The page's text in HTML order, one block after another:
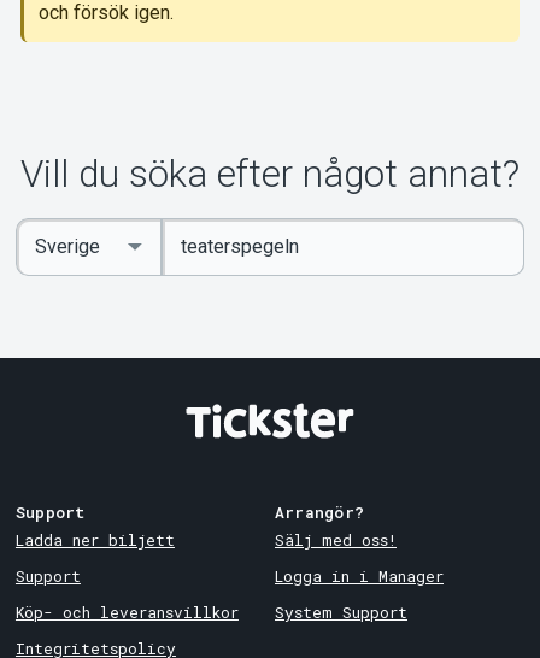
och försök igen.
Vill du söka efter något annat?
Ange
sökord
Select
Country
Support
Ladda ner biljett
Support
Köp- och leveransvillkor
Integritetspolicy
Arrangör?
Sälj med oss!
Logga in i Manager
System Support